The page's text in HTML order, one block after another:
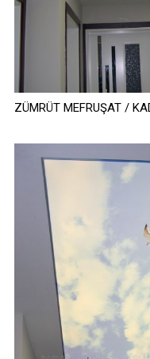
ZÜMRÜT MEFRUŞAT /